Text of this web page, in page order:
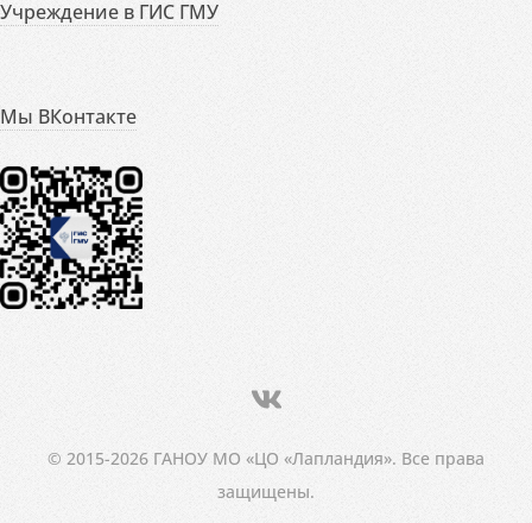
Учреждение в ГИС ГМУ
Мы ВКонтакте
© 2015-2026 ГАНОУ МО «ЦО «Лапландия». Все права
защищены.